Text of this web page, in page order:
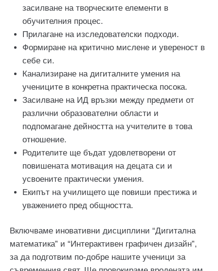
засилване на творческите елементи в
обучителния процес.
Прилагане на изследователски подходи.
Формиране на критично мислене и увереност в
себе си.
Канализиране на дигиталните умения на
учениците в конкретна практическа посока.
Засилване на ИД връзки между предмети от
различни образователни области и
подпомагане дейността на учителите в това
отношение.
Родителите ще бъдат удовлетворени от
повишената мотивация на децата си и
усвоените практически умения.
Екипът на училището ще повиши престижа и
уважението пред общността.
Включваме иновативни дисциплини “Дигитална
математика” и “Интерактивен графичен дизайн”,
за да подготвим по-добре нашите ученици за